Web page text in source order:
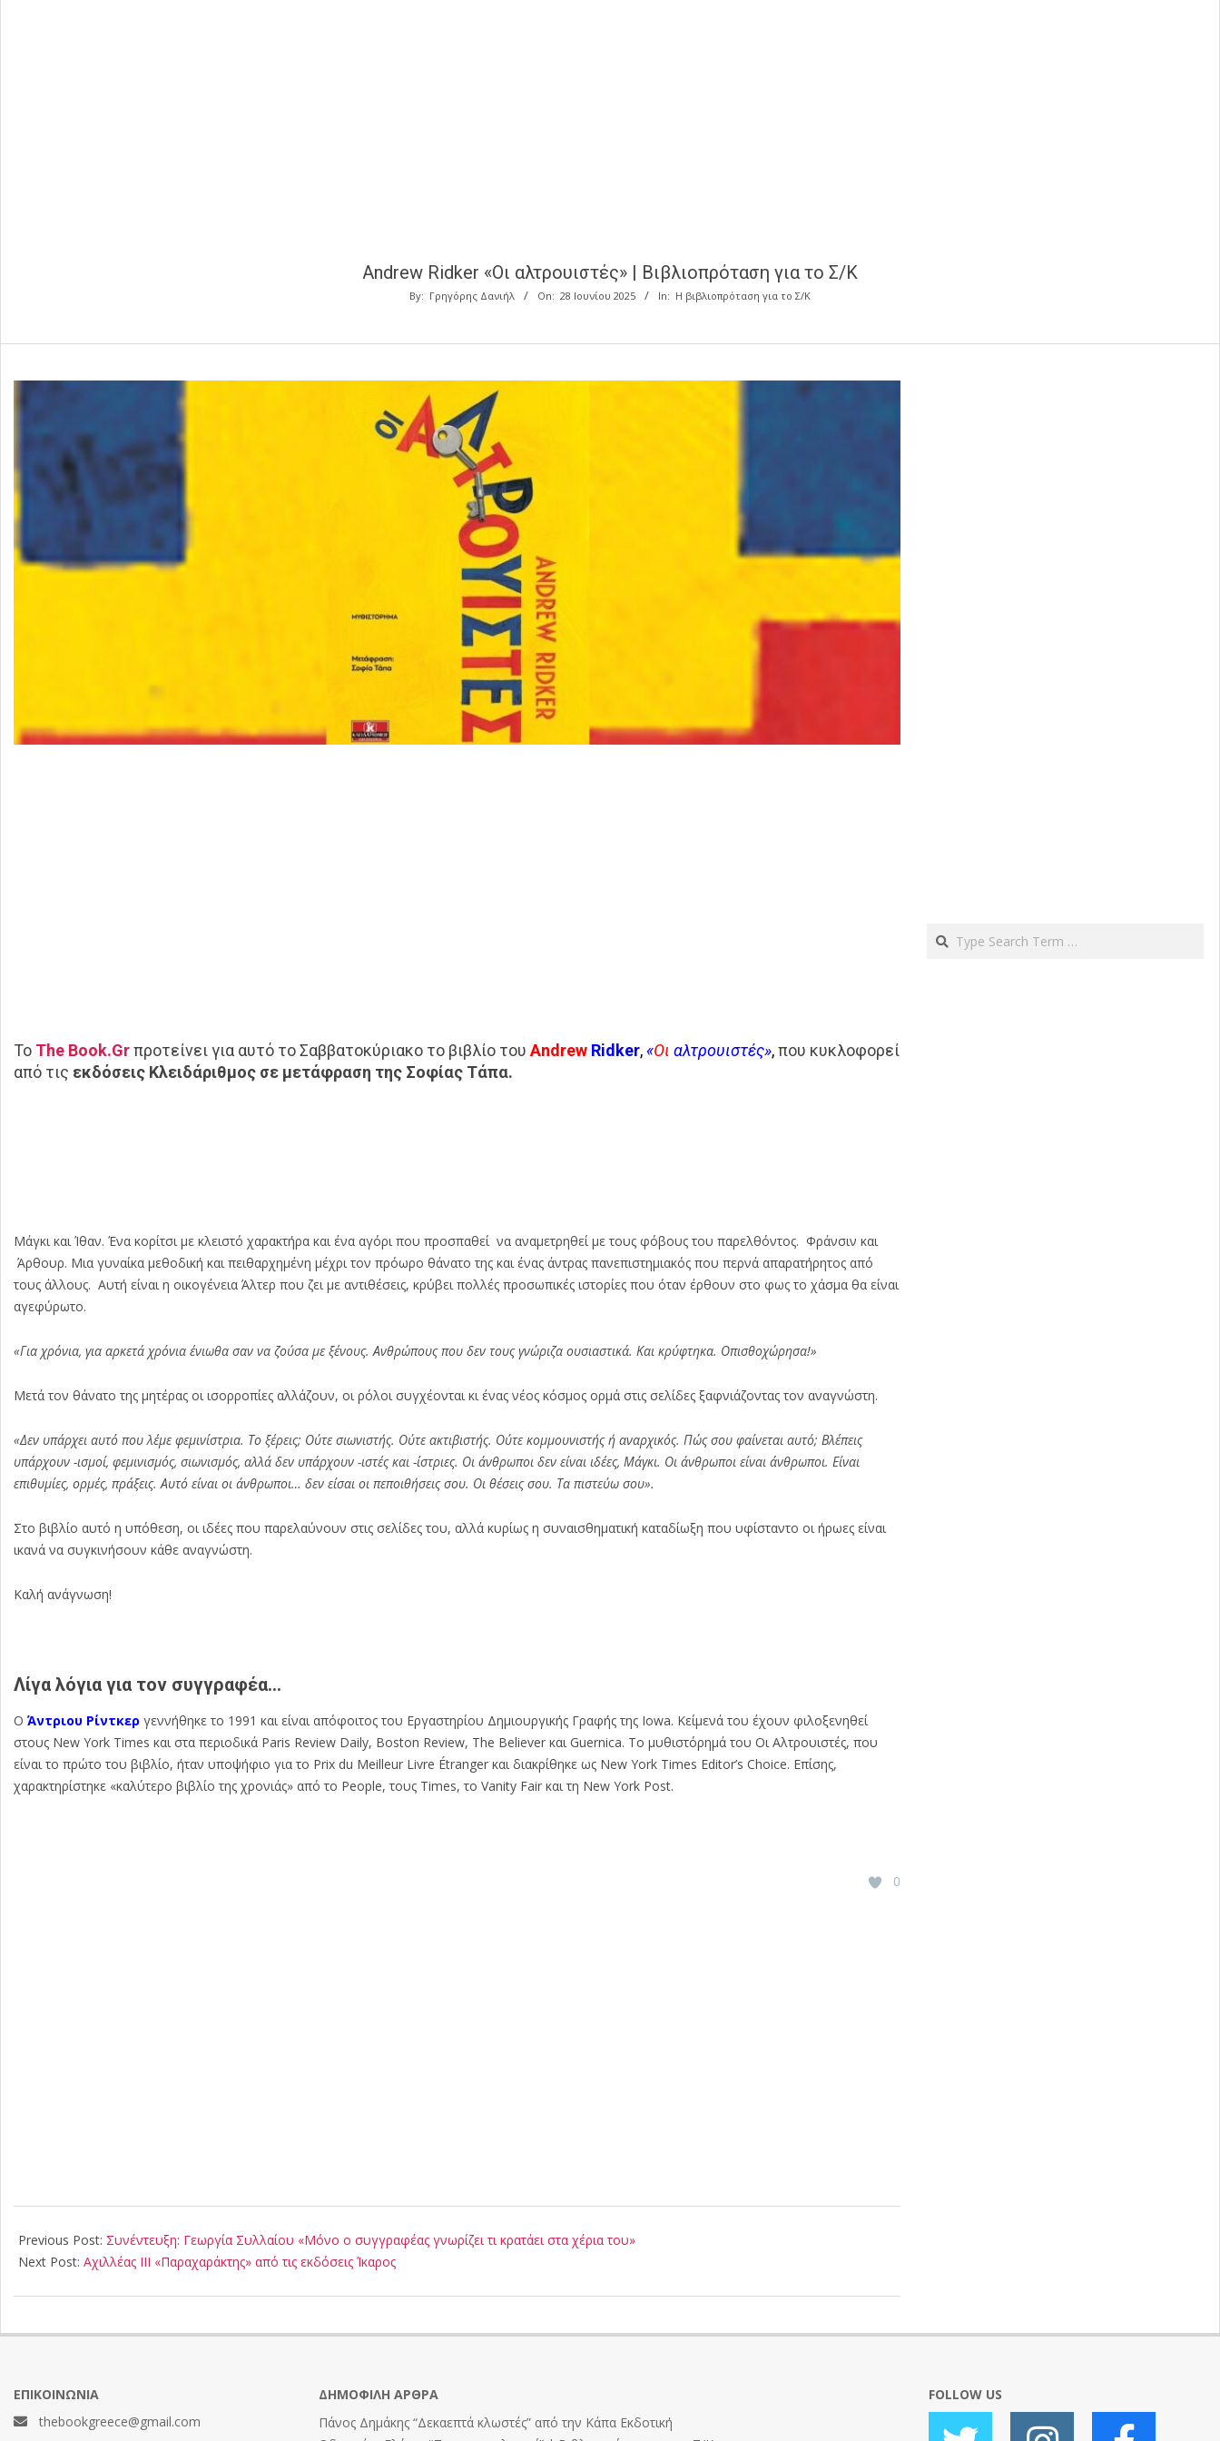
Andrew Ridker «Οι αλτρουιστές» | Βιβλιοπρόταση για το Σ/Κ
By: Γρηγόρης Δανιήλ On: 28 Ιουνίου 2025 In: Η βιβλιοπρόταση για το Σ/Κ
Το The Book.Grπροτείνει για αυτό το Σαββατοκύριακο το βιβλίο του Andrew Ridker, «Οι αλτρουιστές»,που κυκλοφορεί
από τις εκδόσεις Κλειδάριθμος σε μετάφραση της Σοφίας Τάπα.
Μάγκι και Ίθαν. Ένα κορίτσι με κλειστό χαρακτήρα και ένα αγόρι που προσπαθεί να αναμετρηθεί με τους φόβους του παρελθόντος. Φράνσιν και
Άρθουρ. Μια γυναίκα μεθοδική και πειθαρχημένη μέχρι τον πρόωρο θάνατο της και ένας άντρας πανεπιστημιακός που περνά απαρατήρητος από
τους άλλους. Αυτή είναι η οικογένεια Άλτερ που ζει με αντιθέσεις, κρύβει πολλές προσωπικές ιστορίες που όταν έρθουν στο φως το χάσμα θα είναι
αγεφύρωτο.
«Για χρόνια, για αρκετά χρόνια ένιωθα σαν να ζούσα με ξένους. Ανθρώπους που δεν τους γνώριζα ουσιαστικά. Και κρύφτηκα. Οπισθοχώρησα!»
Μετά τον θάνατο της μητέρας οι ισορροπίες αλλάζουν, οι ρόλοι συγχέονται κι ένας νέος κόσμος ορμά στις σελίδες ξαφνιάζοντας τον αναγνώστη.
«Δεν υπάρχει αυτό που λέμε φεμινίστρια. Το ξέρεις; Ούτε σιωνιστής. Ούτε ακτιβιστής. Ούτε κομμουνιστής ή αναρχικός. Πώς σου φαίνεται αυτό; Βλέπεις
υπάρχουν -ισμοί, φεμινισμός, σιωνισμός, αλλά δεν υπάρχουν -ιστές και -ίστριες. Οι άνθρωποι δεν είναι ιδέες, Μάγκι. Οι άνθρωποι είναι άνθρωποι. Είναι
επιθυμίες, ορμές, πράξεις. Αυτό είναι οι άνθρωποι… δεν είσαι οι πεποιθήσεις σου. Οι θέσεις σου. Τα πιστεύω σου».
Στο βιβλίο αυτό η υπόθεση, οι ιδέες που παρελαύνουν στις σελίδες του, αλλά κυρίως η συναισθηματική καταδίωξη που υφίσταντο οι ήρωες είναι
ικανά να συγκινήσουν κάθε αναγνώστη.
Καλή ανάγνωση!
Λίγα λόγια για τον συγγραφέα…
Ο Άντριου Ρίντκερ γεννήθηκε το 1991 και είναι απόφοιτος του Εργαστηρίου Δημιουργικής Γραφής της Iowa. Κείμενά του έχουν φιλοξενηθεί
στους New York Times και στα περιοδικά Paris Review Daily, Boston Review, The Believer και Guernica. Το μυθιστόρημά του Οι Aλτρουιστές, που
είναι το πρώτο του βιβλίο, ήταν υποψήφιο για το Prix du Meilleur Livre Étranger και διακρίθηκε ως New York Times Editor’s Choice. Επίσης,
χαρακτηρίστηκε «καλύτερο βιβλίο της χρονιάς» από το People, τους Times, το Vanity Fair και τη New York Post.
0
06-
28
Previous Post: Συνέντευξη: Γεωργία Συλλαίου «Μόνο ο συγγραφέας γνωρίζει τι κρατάει στα χέρια του»
Next Post: Αχιλλέας ΙΙΙ «Παραχαράκτης» από τις εκδόσεις Ίκαρος
Search
ΕΠΙΚΟΙΝΩΝΊΑ
thebookgreece@gmail.com
ΔΗΜΟΦΙΛΉ ΆΡΘΡΑ
Πάνος Δημάκης “Δεκαεπτά κλωστές” από την Κάπα Εκδοτική
FOLLOW US